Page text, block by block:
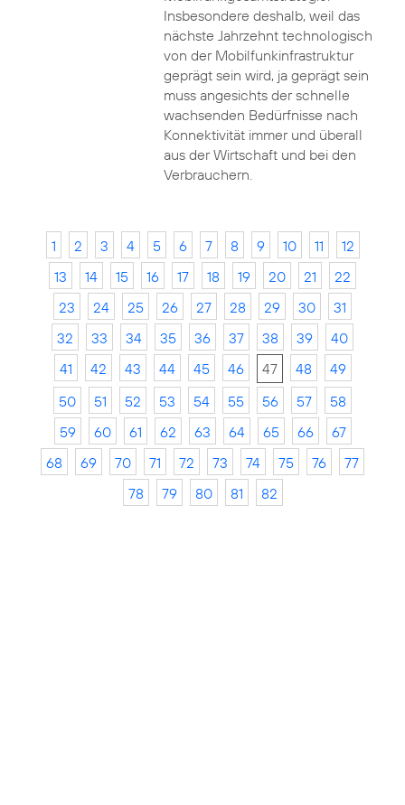
Insbesondere deshalb, weil das
nächste Jahrzehnt technologisch
von der Mobilfunkinfrastruktur
geprägt sein wird, ja geprägt sein
muss angesichts der schnelle
wachsenden Bedürfnisse nach
Konnektivität immer und überall
aus der Wirtschaft und bei den
Verbrauchern.
1 2 3 4 5 6 7 8 9 10 11
12
13
14 15 16 17 18 19 20 21
22
23
24 25 26 27 28 29 30
31
32
33 34 35 36 37 38 39
40
41
42 43 44 45 46 47 48
49
50
51 52 53 54 55 56 57
58
59
60 61 62 63 64 65 66
67
68
69 70 71 72 73 74 75 76
77
78
79 80 81 82